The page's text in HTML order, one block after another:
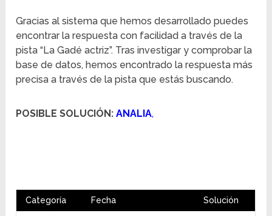
Gracias al sistema que hemos desarrollado puedes
encontrar la respuesta con facilidad a través de la
pista “La Gadé actriz”. Tras investigar y comprobar la
base de datos, hemos encontrado la respuesta más
precisa a través de la pista que estás buscando.
POSIBLE SOLUCIÓN: ANALIA,
Categoría Fecha Solución